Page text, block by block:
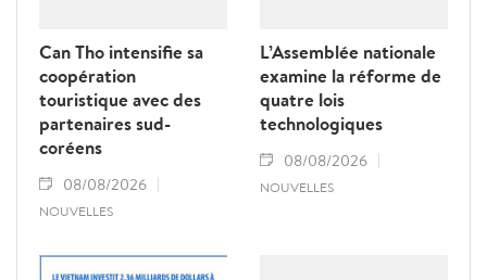
Can Tho intensifie sa
coopération
touristique avec des
partenaires sud-
coréens
08/08/2026
NOUVELLES
L’Assemblée nationale
examine la réforme de
quatre lois
technologiques
08/08/2026
NOUVELLES